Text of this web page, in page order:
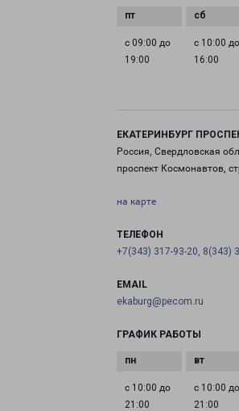
с 09:00 до
19:00
с 10:00 до
16:00
ЕКАТЕРИНБУРГ
Россия, Свердловская
проспект Космонавтов,
на карте
ТЕЛЕФОН
+7(343) 317-93-20, 8(343)
EMAIL
ekaburg@pecom.ru
ГРАФИК РАБОТЫ
с 10:00 до
21:00
с 10:00 до
21:00